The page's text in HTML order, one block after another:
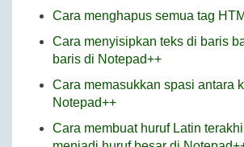
Cara menghapus semua tag
Cara menyisipkan teks di baris
baris di Notepad++
Cara memasukkan spasi antara
Notepad++
Cara membuat huruf Latin